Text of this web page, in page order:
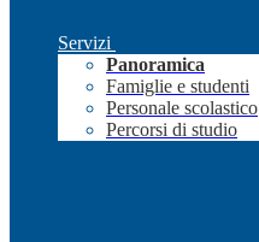
Servizi
Panoramica
Famiglie e studenti
Personale scolastico
Percorsi di studio